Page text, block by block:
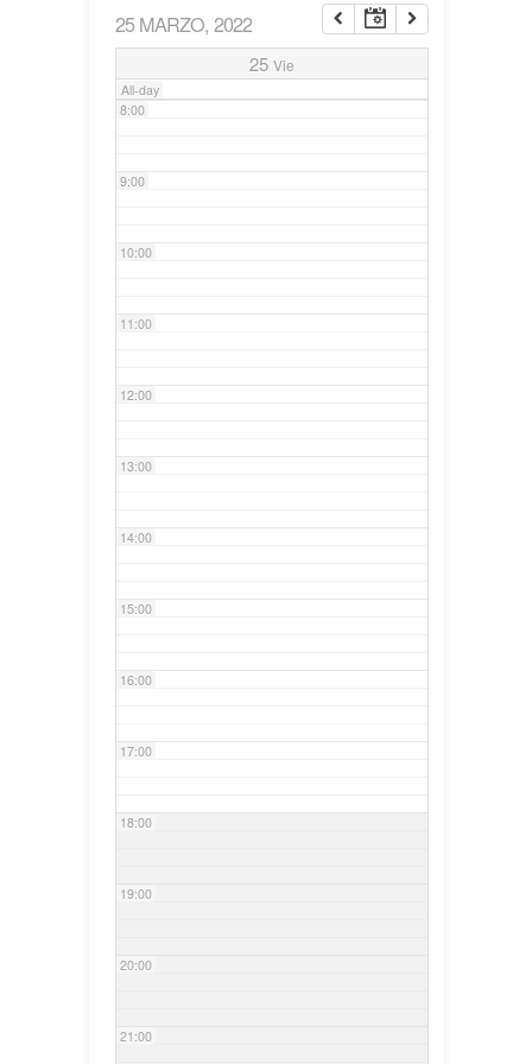
25 MARZO, 2022
25 Vie
All-day
7:00
8:00
9:00
10:00
11:00
12:00
13:00
14:00
15:00
16:00
17:00
18:00
19:00
20:00
21:00